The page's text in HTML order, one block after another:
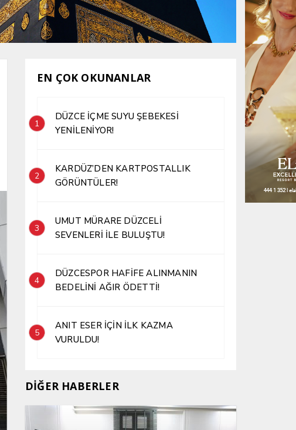
EN ÇOK OKUNANLAR
1
DÜZCE İÇME SUYU ŞEBEKESİ
YENİLENİYOR!
2
KARDÜZ’DEN KARTPOSTALLIK
GÖRÜNTÜLER!
3
UMUT MÜRARE DÜZCELİ
SEVENLERİ İLE BULUŞTU!
4
DÜZCESPOR HAFİFE ALINMANIN
BEDELİNİ AĞIR ÖDETTİ!
5
ANIT ESER İÇİN İLK KAZMA
VURULDU!
DİĞER HABERLER